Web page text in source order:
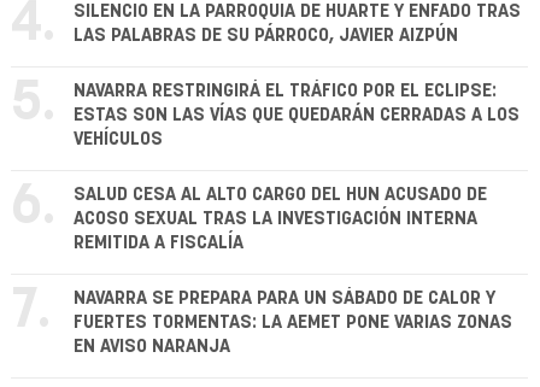
4.
SILENCIO EN LA PARROQUIA DE HUARTE Y ENFADO TRAS
LAS PALABRAS DE SU PÁRROCO, JAVIER AIZPÚN
5.
NAVARRA RESTRINGIRÁ EL TRÁFICO POR EL ECLIPSE:
ESTAS SON LAS VÍAS QUE QUEDARÁN CERRADAS A LOS
VEHÍCULOS
6.
SALUD CESA AL ALTO CARGO DEL HUN ACUSADO DE
ACOSO SEXUAL TRAS LA INVESTIGACIÓN INTERNA
REMITIDA A FISCALÍA
7.
NAVARRA SE PREPARA PARA UN SÁBADO DE CALOR Y
FUERTES TORMENTAS: LA AEMET PONE VARIAS ZONAS
EN AVISO NARANJA